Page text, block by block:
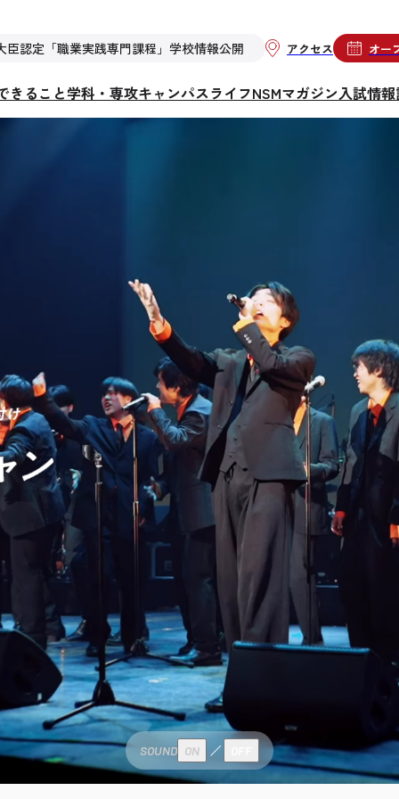
臣認定「職業実践専門課程」学校情報公開 アクセス オー
きること学科・専攻キャンパスライフNSMマガジン入試情報
SOUND ON